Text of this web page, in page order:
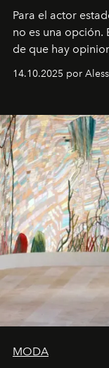
Para el actor
no es una opción.
de que hay
demasiado en
pérdida de
14.10.2025 por
MODA